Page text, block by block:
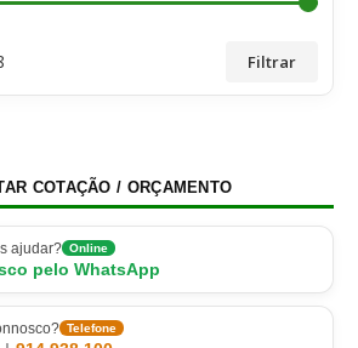
Filtrar
COTAÇÃO / ORÇAMENTO
ajudar? Online
pelo WhatsApp
Telefone